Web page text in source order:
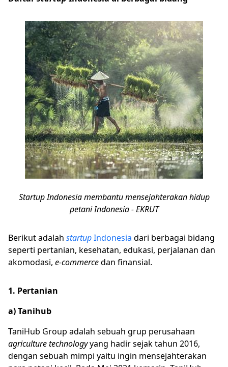
Startup Indonesia membantu mensejahterakan hidup
petani Indonesia - EKRUT
Berikut adalah startupIndonesia dari berbagai bidang
seperti pertanian, kesehatan, edukasi, perjalanan dan
akomodasi, e-commercedan finansial.
1. Pertanian
a) Tanihub
TaniHub Group adalah sebuah grup perusahaan
agriculture technologyyang hadir sejak tahun 2016,
dengan sebuah mimpi yaitu ingin mensejahterakan